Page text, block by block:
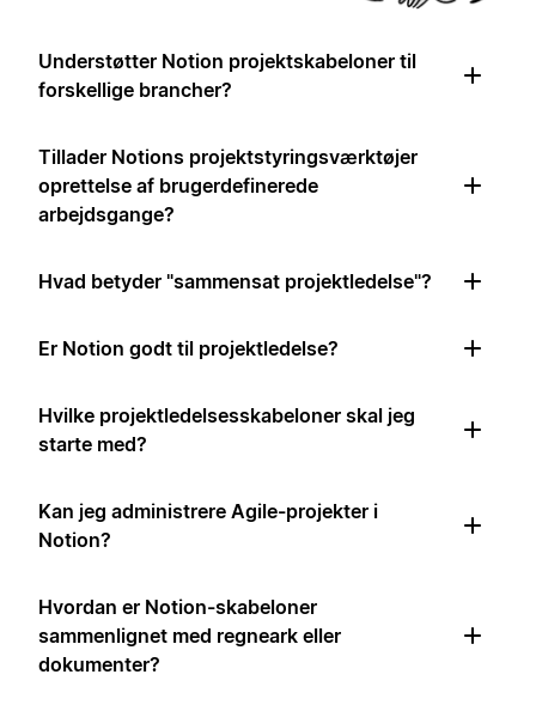
Understøtter Notion projektskabeloner til
forskellige brancher?
Tillader Notions projektstyringsværktøjer
oprettelse af brugerdefinerede
arbejdsgange?
Hvad betyder "sammensat projektledelse"?
Er Notion godt til projektledelse?
Hvilke projektledelsesskabeloner skal jeg
starte med?
Kan jeg administrere Agile-projekter i
Notion?
Hvordan er Notion-skabeloner
sammenlignet med regneark eller
dokumenter?